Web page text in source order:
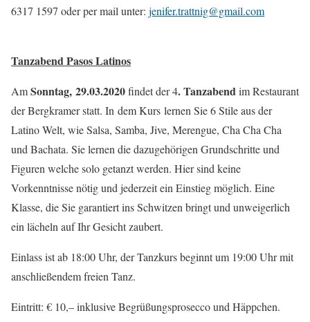
6317 1597 oder permail unter: jenifer.trattnig@gmail.com
Tanzabend Pasos Latinos
AmSonntag, 29.03.2020findet der 4. Tanzabendim Restaurant
der Bergkramer statt. In dem Kurs lernen Sie 6 Stile aus der
Latino Welt, wie Salsa, Samba, Jive, Merengue, Cha Cha Cha
und Bachata. Sie lernen die dazugehörigen Grundschritte und
Figuren welche solo getanzt werden. Hier sind keine
Vorkenntnisse nötig und jederzeit ein Einstieg möglich. Eine
Klasse, die Sie garantiert ins Schwitzen bringt und unweigerlich
ein lächeln auf Ihr Gesicht zaubert.
Einlass ist ab 18:00 Uhr, der Tanzkurs beginnt um 19:00 Uhr mit
anschließendem freien Tanz.
Eintritt: € 10,– inklusive Begrüßungsprosecco und Häppchen.